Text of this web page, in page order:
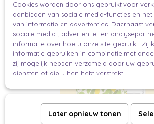
Makkelijk en mooi inpakken.
Ook interessant
Cookies worden door ons gebruikt voor
aanbieden van sociale media-functies en het
van informatie en advertenties. Daarnaast
sociale media-, advertentie- en
informatie over hoe u onze site gebruikt. Zij
informatie gebruiken in combinatie met
zij mogelijk hebben verzameld door uw
diensten of die u hen hebt verstrekt.
Later opnieuw tonen